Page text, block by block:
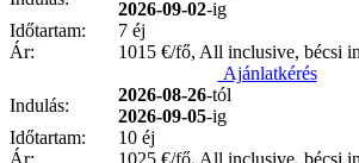
2026-09-02-ig
Időtartam:
7 éj
Ár:
1015 €/fő, All inclusive, bécsi
Ajánlatkérés
Indulás:
2026-08-26-tól
2026-09-05-ig
Időtartam:
10 éj